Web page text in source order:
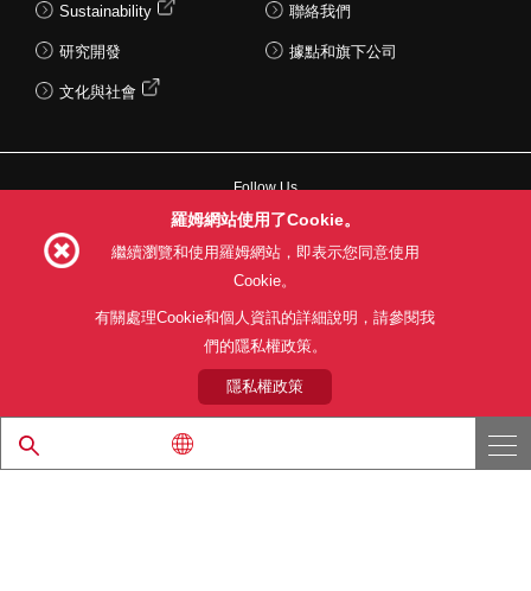
Sustainability
研究開發
文化與社會
聯絡我們
據點和旗下公司
Follow Us
網站使用條款 利用目的 隱私權政策
網站地圖
關於本公司產品銷售之標準條款(PDF)
© 1997 - 2026 ROHM CO., LTD. ALL RIGHTS RESERVED.
羅姆網站使用了Cookie。
繼續瀏覽和使用羅姆網站，即表示您同意使用
Cookie。
有關處理Cookie和個人資訊的詳細說明，請參閱我
們的隱私權政策。
隱私權政策